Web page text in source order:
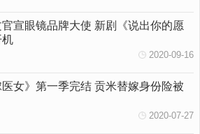
官宣眼镜品牌大使 新剧《说出你的愿
机
2020-09-16
医女》第一季完结 贡米替嫁身份险被
2020-07-27